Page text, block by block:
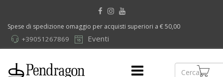
Spese di spedizione omaggio per acquisti superiori a € 50,00
Eventi
+39051267869